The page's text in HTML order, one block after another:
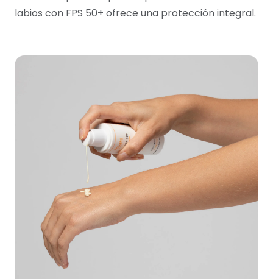
labios con FPS 50+ ofrece una protección integral.